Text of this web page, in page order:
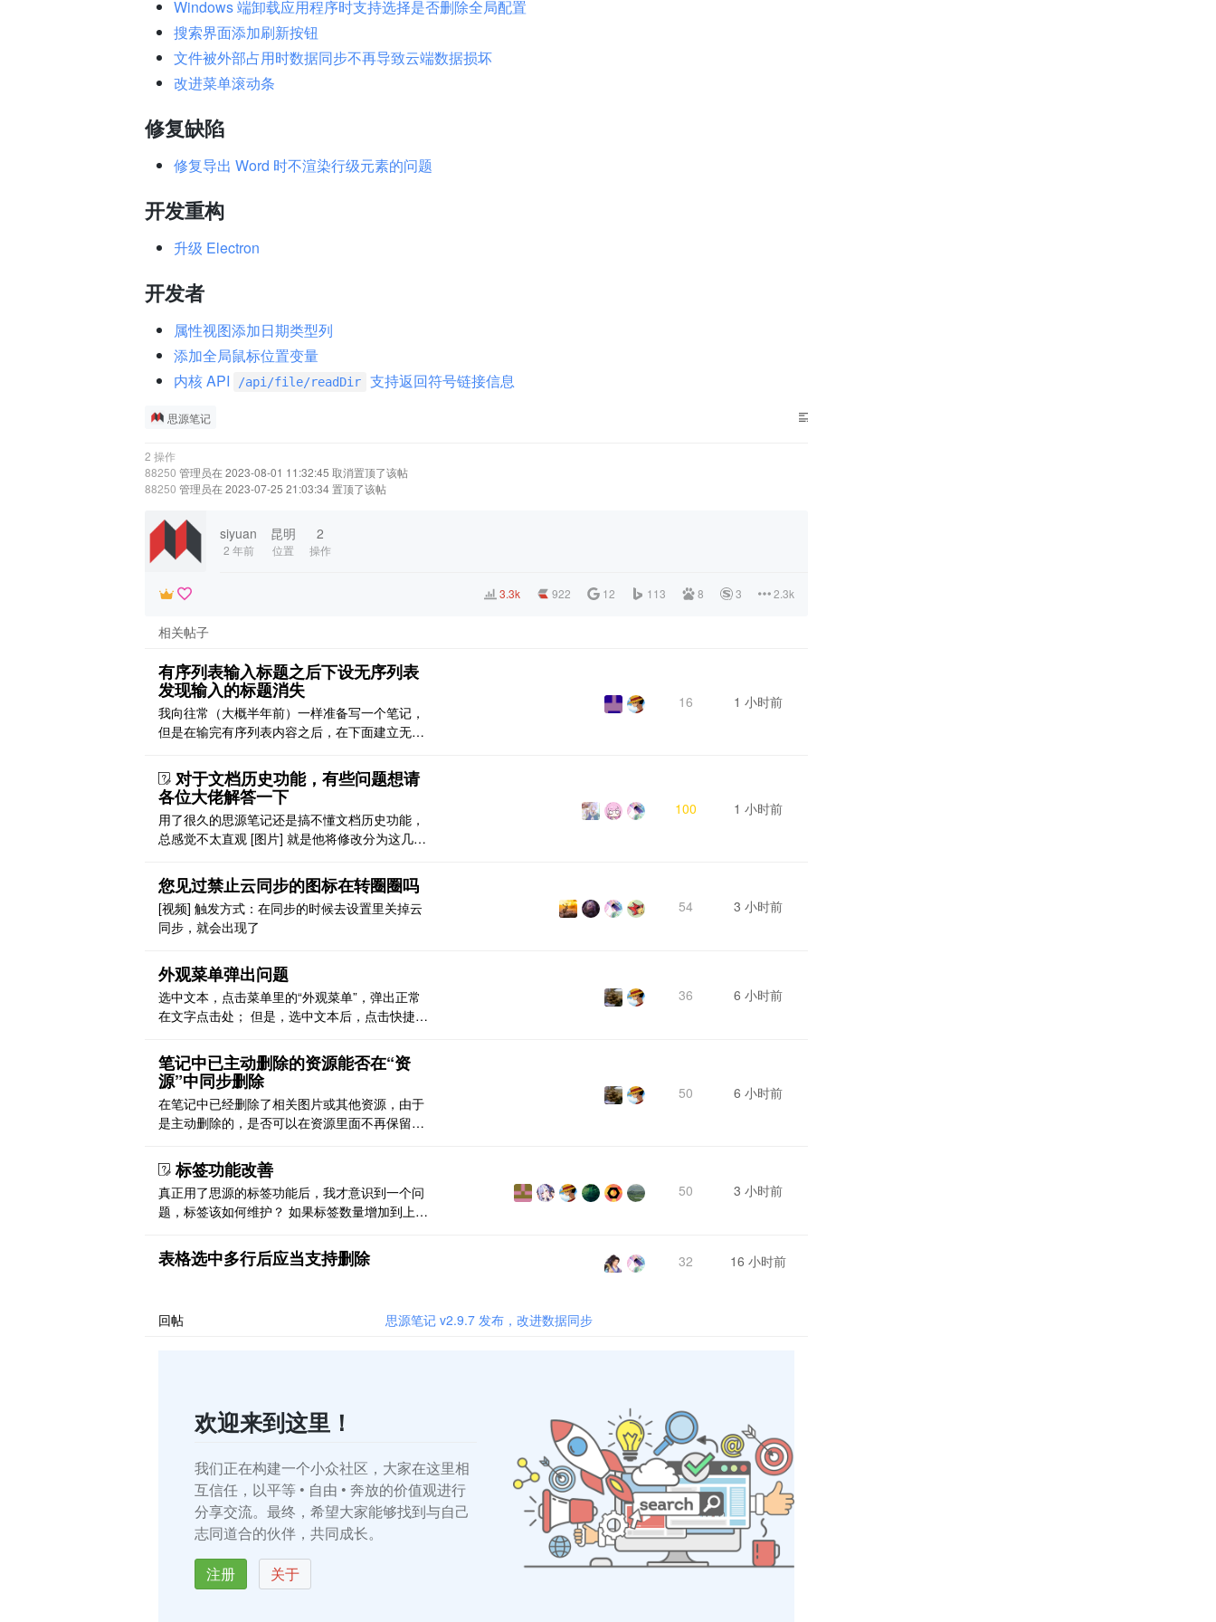
Windows 端卸载应用程序时支持选择是否删除全局配置
搜索界面添加刷新按钮
文件被外部占用时数据同步不再导致云端数据损坏
改进菜单滚动条
修复缺陷
修复导出 Word 时不渲染行级元素的问题
开发重构
升级 Electron
开发者
属性视图添加日期类型列
添加全局鼠标位置变量
内核 API
/api/file/readDir 支持返回符号链接信息
思源笔记
2 操作
88250 管理员在 2023-08-01 11:32:45 取消置顶了该帖
88250 管理员在 2023-07-25 21:03:34 置顶了该帖
siyuan
2 年前
昆明
位置
2
操作
3.3k 922 12 113 8 3 2.3k
相关帖子
有序列表输入标题之后下设无序列表
发现输入的标题消失
我向往常（大概半年前）一样准备写一个笔记，
但是在输完有序列表内容之后，在下面建立无序
题，是版本更新的 bug 吗 [图片][图片] [图片]
16 1 小时前
对于文档历史功能，有些问题想请
各位大佬解答一下
用了很久的思源笔记还是搞不懂文档历史功能，
总感觉不太直观 [图片] 就是他将修改分为这几类
说，更新，我更新了什么？也没有标注啊 很多时
候，我只是想知道，我的上一个版本和现在编辑
器中的内容差什么，很难知晓，也可能是我不知
道用法？ 有个疑问，为什么不做成像 trilium 一样
100 1 小时前
您见过禁止云同步的图标在转圈圈吗
[视频] 触发方式：在同步的时候去设置里关掉云
同步，就会出现了
54 3 小时前
外观菜单弹出问题
选中文本，点击菜单里的“外观菜单”，弹出正常
在文字点击处； 但是，选中文本后，点击快捷菜
跟随选中文字 之前正常
36 6 小时前
笔记中已主动删除的资源能否在“资
源”中同步删除
在笔记中已经删除了相关图片或其他资源，由于
是主动删除的，是否可以在资源里面不再保留相
50 6 小时前
标签功能改善
真正用了思源的标签功能后，我才意识到一个问
题，标签该如何维护？ 如果标签数量增加到上百
标签通过/符号进行层级划分，但不提供次级标签
搜索，除非会正则或 sql。 标签分级还有另一个
货”标签， ..
50 3 小时前
表格选中多行后应当支持删除 32 16 小时前
回帖 思源笔记 v2.9.7 发布，改进数据同步
欢迎来到这里！
我们正在构建一个小众社区，大家在这里相
互信任，以平等 • 自由 • 奔放的价值观进行
分享交流。最终，希望大家能够找到与自己
志同道合的伙伴，共同成长。
注册
关于